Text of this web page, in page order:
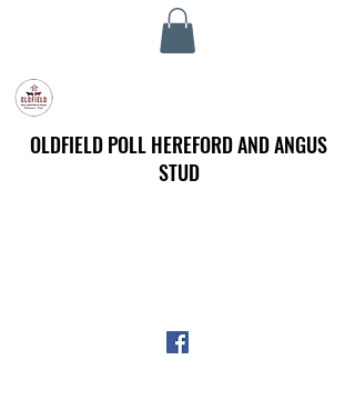
OLDFIELD POLL HEREFORD AND ANGUS
STUD